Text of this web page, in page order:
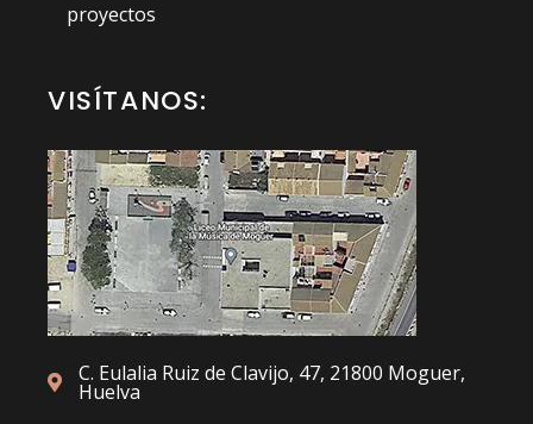
proyectos
VISÍTANOS:
C. Eulalia Ruiz de Clavijo, 47, 21800 Moguer,
Huelva